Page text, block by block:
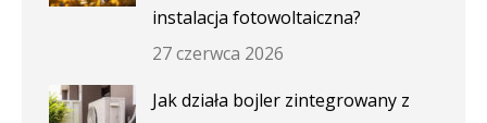
instalacja fotowoltaiczna?
27 czerwca 2026
Jak działa bojler zintegrowany z